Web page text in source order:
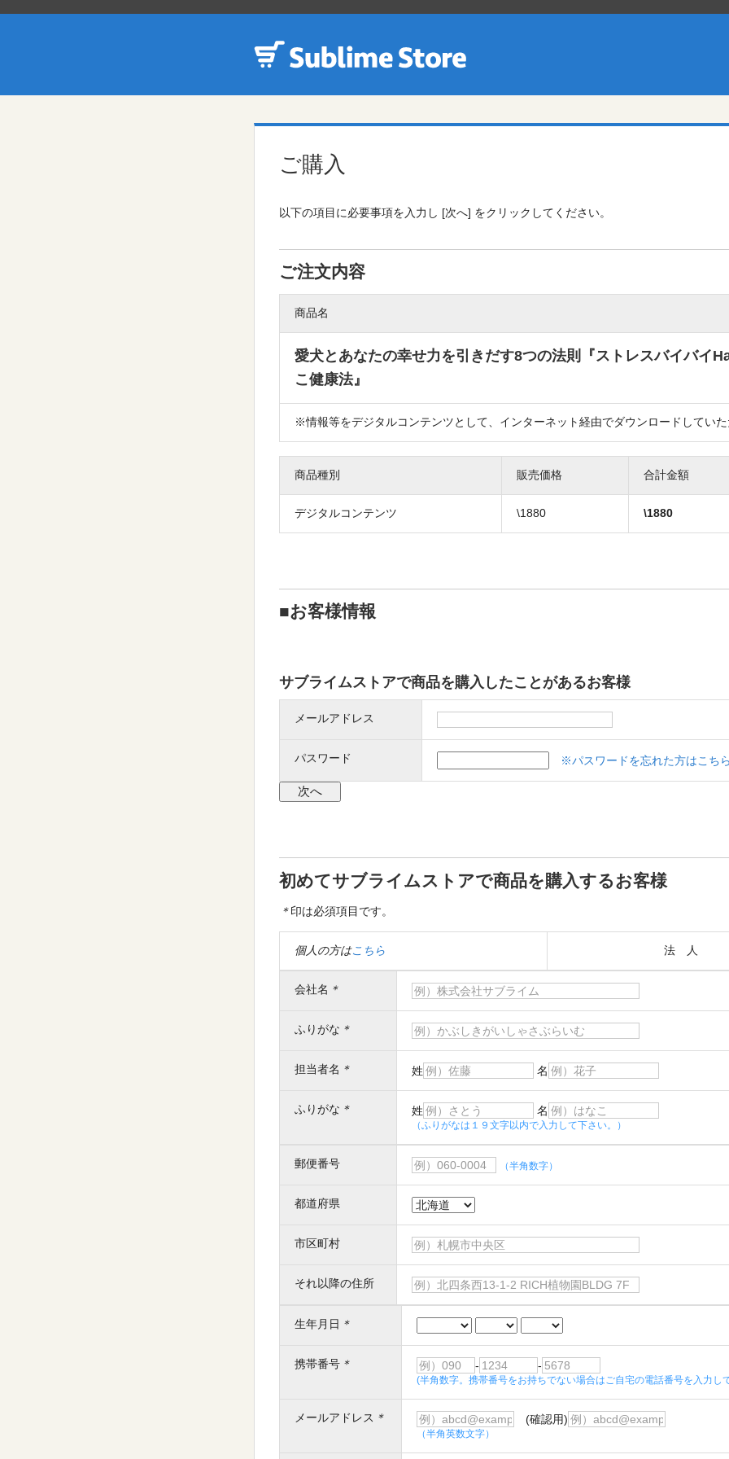
ご購入
以下の項目に必要事項を入力し [次へ] をクリックしてください。
ご注文内容
商品名
愛犬とあなたの幸せ力を引きだす8つの法則『ストレスバイバイ
こ健康法』
※情報等をデジタルコンテンツとして、インターネット経由でダウンロードしてい
商品種別 販売価格 合計金額
デジタルコンテンツ \1880 \1880
■お客様情報
サブライムストアで商品を購入したことがあるお客様
メールアドレス
パスワード ※パスワードを忘れた方はこち
初めてサブライムストアで商品を購入するお客様
＊印は必須項目です。
個人の方はこちら 法 人
会社名 ＊
ふりがな ＊
担当者名 ＊ 姓 名
ふりがな ＊ 姓 名
（ふりがなは１９文字以内で入力して下さい。）
郵便番号 （半角数字）
都道府県
市区町村
それ以降の住所
生年月日 ＊
携帯番号 ＊ - -
(半角数字。携帯番号をお持ちでない場合はご自宅の電話番号を入力し
メールアドレス ＊ (確認用)
（半角英数文字）